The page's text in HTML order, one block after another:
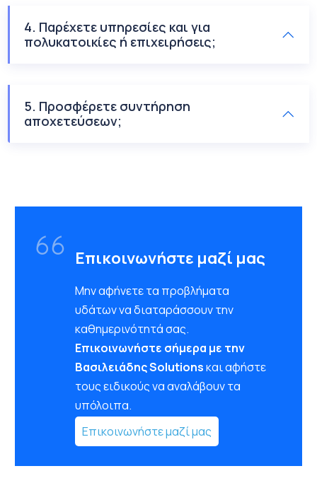
4. Παρέχετε υπηρεσίες και για
πολυκατοικίες ή επιχειρήσεις;
5. Προσφέρετε συντήρηση
αποχετεύσεων;
Επικοινωνήστε μαζί μας
Μην αφήνετε τα προβλήματα
υδάτων να διαταράσσουν την
καθημερινότητά σας.
Επικοινωνήστε σήμερα με την
Βασιλειάδης Solutionsκαι αφήστε
τους ειδικούς να αναλάβουν τα
υπόλοιπα.
Επικοινωνήστε μαζί μας